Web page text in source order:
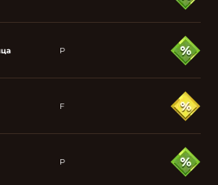
P
F
P